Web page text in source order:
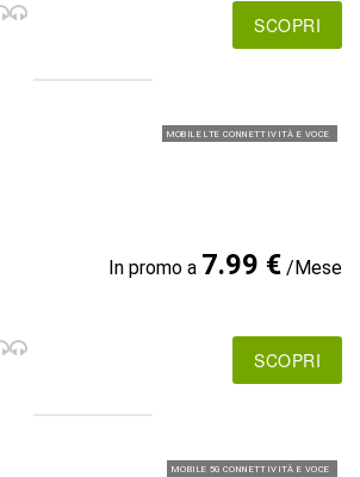
SCOPRI
MOBILE LTE CONNETTIVITÀ E VOCE
In promo a 7.99 €/Mese
SCOPRI
MOBILE 5G CONNETTIVITÀ E VOCE